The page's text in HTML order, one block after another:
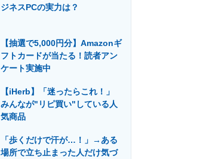
建設×テクノロジーの最前線
ジネスPCの実力は？
【抽選で5,000円分】Amazonギ
フトカードが当たる！読者アン
ケート実施中
【iHerb】「迷ったらこれ！」
みんなが"リピ買い"している人
気商品
「歩くだけで汗が…！」→ある
場所で立ち止まった人だけ気づ